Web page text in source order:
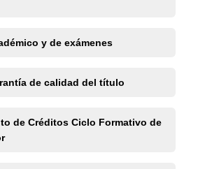
y de exámenes
de calidad del título
de Créditos Ciclo Formativo de